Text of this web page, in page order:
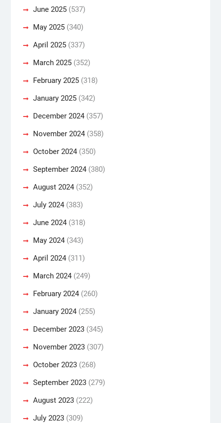
June 2025(537)
May 2025(340)
April 2025(337)
March 2025(352)
February 2025(318)
January 2025(342)
December 2024(357)
November 2024(358)
October 2024(350)
September 2024(380)
August 2024(352)
July 2024(383)
June 2024(318)
May 2024(343)
April 2024(311)
March 2024(249)
February 2024(260)
January 2024(255)
December 2023(345)
November 2023(307)
October 2023(268)
September 2023(279)
August 2023(222)
July 2023(309)